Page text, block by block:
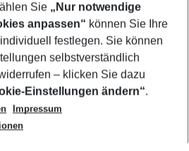
Sie „Nur notwendige
anpassen“ können Sie Ihre
festlegen. Sie können
selbstverständlich
– klicken Sie dazu
Einstellungen ändern“.
Impressum